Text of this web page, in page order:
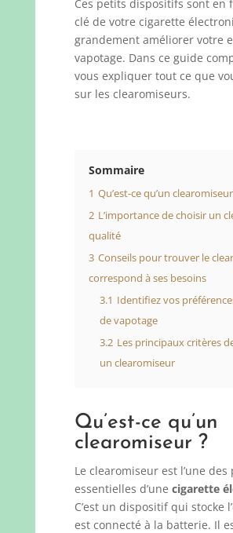
Ces petits dispositifs sont en
clé de votre cigarette
grandement améliorer votre
vapotage. Dans ce guide
vous expliquer tout ce que
sur les clearomiseurs.
Sommaire
1 Qu’est-ce qu’un
2 L’importance de choisir un
qualité
3 Conseils pour trouver le
correspond à ses besoins
3.1 Identifiez vos
de vapotage
3.2 Les principaux critères
un clearomiseur
Qu’est-ce qu’un
clearomiseur ?
Le clearomiseur est l’une des
essentielles d’une cigarette
C’est un dispositif qui stocke
est connecté à la batterie. Il